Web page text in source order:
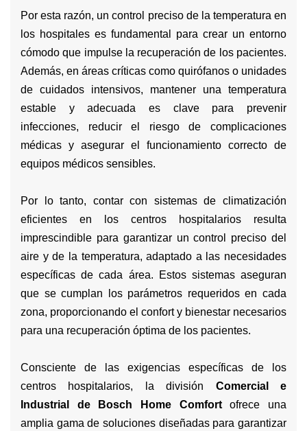
Por esta razón, un control preciso de la temperatura en
los hospitales es fundamental para crear un entorno
cómodo que impulse la recuperación de los pacientes.
Además, en áreas críticas como quirófanos o unidades
de cuidados intensivos, mantener una temperatura
estable y adecuada es clave para prevenir
infecciones, reducir el riesgo de complicaciones
médicas y asegurar el funcionamiento correcto de
equipos médicos sensibles.
Por lo tanto, contar con sistemas de climatización
eficientes en los centros hospitalarios resulta
imprescindible para garantizar un control preciso del
aire y de la temperatura, adaptado a las necesidades
específicas de cada área. Estos sistemas aseguran
que se cumplan los parámetros requeridos en cada
zona, proporcionando el confort y bienestar necesarios
para una recuperación óptima de los pacientes.
Consciente de las exigencias específicas de los
centros hospitalarios, la división Comercial e
Industrial de Bosch Home Comfortofrece una
amplia gama de soluciones diseñadas para garantizar